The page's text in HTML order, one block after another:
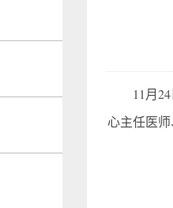
11月24
心主任医